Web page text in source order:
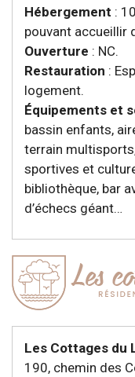
Hébergement :
pouvant accueillir
Ouverture : NC.
Restauration :
logement.
Équipements et
bassin enfants,
terrain
sportives et
bibliothèque, bar
d’échecs géant…
Les Cottages du
190, chemin des